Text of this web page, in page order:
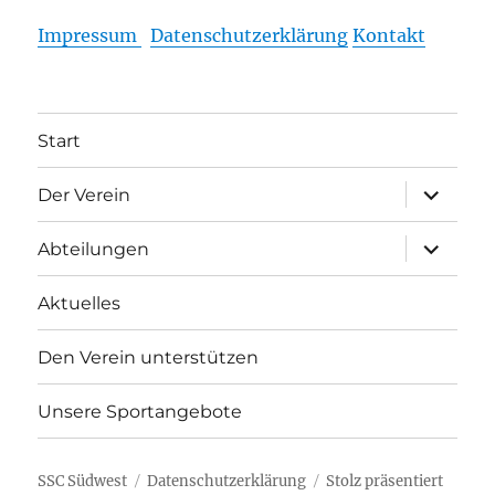
Impressum Datenschutzerklärung Kontakt
Start
Der Verein
öffnen
Abteilungen
öffnen
Aktuelles
Den Verein unterstützen
Unsere Sportangebote
SSC Südwest Datenschutzerklärung Stolz präsentiert